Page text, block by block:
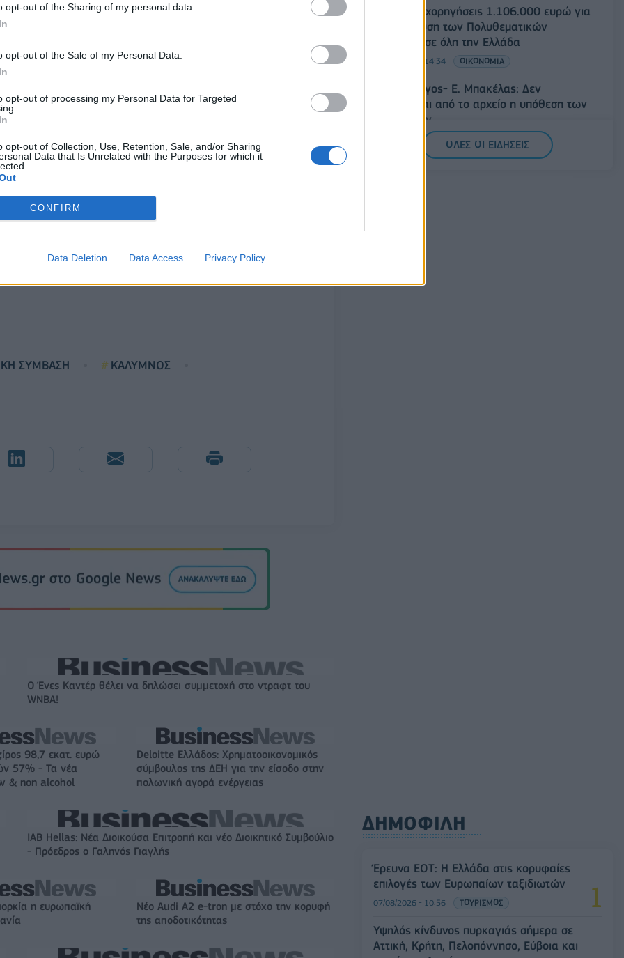
opt-out of the Sharing of my personal data.
opt-out of the Sale of my Personal Data.
opt-out of processing my Personal Data for Targeted
opt-out of Collection, Use, Retention, Sale, and/or Sharing
Data that Is Unrelated with the Purposes for which it
CONFIRM
Data Deletion Data Access Privacy Policy
τροφοδοσία των κατοίκων της
ώθηση και νέα προοπτική στην
περιοχής.
ΣΥΜΒΑΣΗ
ΚΑΛΥΜΝΟΣ
Ο Ένες Καντέρ θέλει να δηλώσει συμμετοχή στο ντραφτ του
WNBA!
98,7 εκατ. ευρώ
57% - Τα νέα
& non alcohol
Deloitte Ελλάδος: Χρηματοοικονομικός
σύμβουλος της ΔΕΗ για την είσοδο στην
πολωνική αγορά ενέργειας
IAB Hellas: Νέα Διοικούσα Επιτροπή και νέο Διοικητικό Συμβούλιο
- Πρόεδρος ο Γαληνός Γιαγλής
η ευρωπαϊκή
Νέο Audi A2 e-tron με στόχο την κορυφή
της αποδοτικότητας
ΥΠΠΟ: Επιχορηγήσεις 1.106.000 ευρώ για
την ενίσχυση των Πολυθεματικών
Φεστιβάλ σε όλη την Ελλάδα
07/08/2026 - 14:34 ΟΙΚΟΝΟΜΙΑ
Άρειος Πάγος- Ε. Μπακέλας: Δεν
ανασύρεται από το αρχείο η υπόθεση των
υποκλοπών
07/08/2026 - 14:11 ΕΛΛΑΔΑ
ΟΛΕΣ ΟΙ ΕΙΔΗΣΕΙΣ
ΔΗΜΟΦΙΛΗ
Έρευνα ΕΟΤ: Η Ελλάδα στις κορυφαίες
επιλογές των Ευρωπαίων ταξιδιωτών
07/08/2026 - 10:56 ΤΟΥΡΙΣΜΟΣ
Υψηλός κίνδυνος πυρκαγιάς σήμερα σε
Αττική, Κρήτη, Πελοπόννησο, Εύβοια και